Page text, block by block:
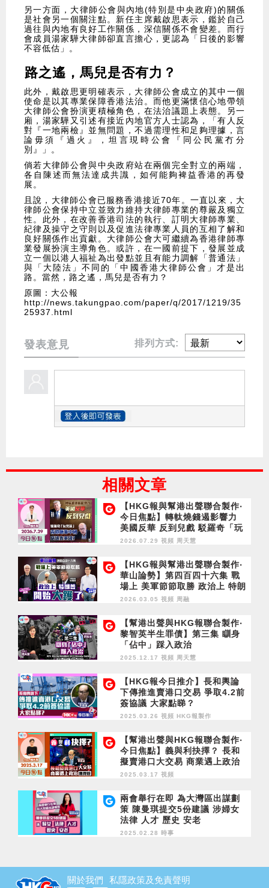
另一方面，大律師公會與內地(特別是中央政府)的關係
是社會另一個關注點。新任主席戴啟思表示，鑑於自己
過往與內地有良好工作關係，深信關係不會變差。而行
會成員湯家驊大律師卻直言擔心，更認為「日後的影響
不容低估」。
路之遙，馬兒是否有力？
此外，戴啟思更明確表示，大律師公會成立的其中一個
使命是以其專業保障香港法治。而他更滿懷信心地帶領
大律師公會扮演更積極角色，在法治議題上表態。另一
廂，湯家驊又引述有接近內地官方人士認為，「有人反
對『一地兩檢』並無問題，不過需理性和足夠理據，言
論毋須『過火』，坦言現時公會『同公民黨冇分
別』」。
倘若大律師公會與中央政府站在兩個完全對立的兩端，
各自陳述而無法達成共識，如何能夠裨益香港的再發
展。
且說，大律師公會已服務香港接近70年。一直以來，大
律師公會保持中立並致力維持大律師專業的尊嚴及獨立
性。此外，在改善香港司法的執行、訂明大律師專業、
紀律及操守之守則以及促進法律專業人員的互相了解和
良好關係作出貢獻。大律師公會大可繼續為香港律師專
業發展扮演主導角色。或許，在一國前提下，發展並成
立一個以港人福祉為出發點並且有能力調解「普通法」
與「大陸法」不同的「中國香港大律師公會」才是出
路。當然，路之遙，馬兒是否有力？
原圖：大公報
http://news.takungpao.com/paper/q/2017/1219/35
25937.html
發表意見 排列方式:
相關文章
【HKG報與幫港出聲聯合製作‧
今日焦點】轉軚燒錢遏影響力
美國反華 反到兒戲 駁羅奇「玩
完論」 香港唔靠中國 唔通靠美
2026.07.29 視頻 周天慧
【HKG報與幫港出聲聯合製作‧
華山論勢】第四百四十六集 戰
場上 美軍節節取勝 政治上 特朗
普開始大鑊了
2026.03.05 視頻 周融
【幫港出聲與HKG報聯合製作‧
黎智英半生罪債】第三集 瞓身
「佔中」踩入政治
2025.12.17 視頻 周天慧
【HKG報今日推介】長和輿論
下傳推進賣港口交易 爭取4.2前
簽協議 大家點睇？
2025.03.26 視頻 HKG報製作
【幫港出聲與HKG報聯合製作‧
今日焦點】義與利抉擇？ 長和
擬賣港口大交易 商業遇上政治
無得避
2025.03.17 視頻
兩會舉行在即 為大灣區出謀劃
策 陳曼琪提交5份建議 涉婦女
法律 人才 歷史 安老
2025.02.28 時事
關於我們 私隱政策及免責聲明